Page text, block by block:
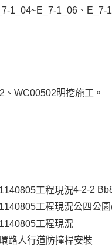
1_04~E_7-1_06、
WC00502明挖施工。
4-2-2
公四公
路人行道防撞桿安裝